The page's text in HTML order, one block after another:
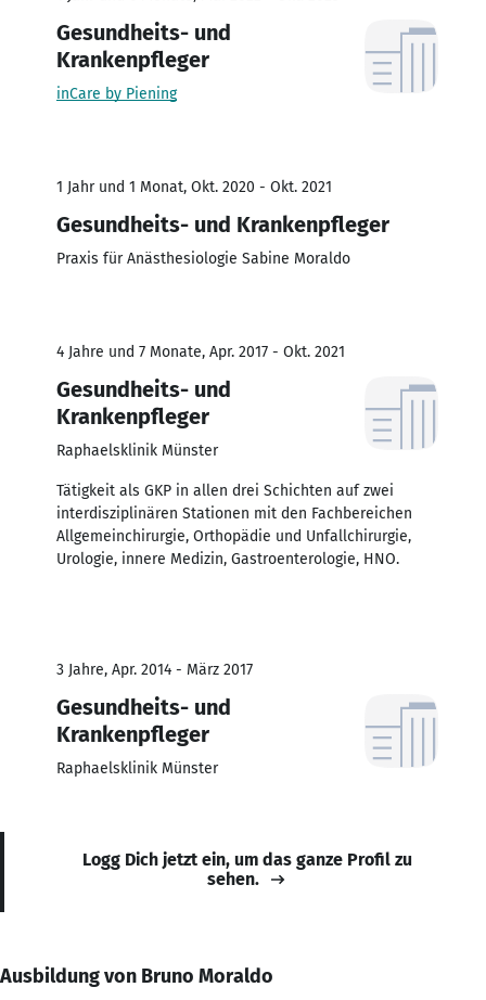
Gesundheits- und
Krankenpfleger
inCare by Piening
1 Jahr und 1 Monat, Okt. 2020 - Okt. 2021
Gesundheits- und Krankenpfleger
Praxis für Anästhesiologie Sabine Moraldo
4 Jahre und 7 Monate, Apr. 2017 - Okt. 2021
Gesundheits- und
Krankenpfleger
Raphaelsklinik Münster
Tätigkeit als GKP in allen drei Schichten auf zwei
interdisziplinären Stationen mit den Fachbereichen
Allgemeinchirurgie, Orthopädie und Unfallchirurgie,
Urologie, innere Medizin, Gastroenterologie, HNO.
3 Jahre, Apr. 2014 - März 2017
Gesundheits- und
Krankenpfleger
Raphaelsklinik Münster
Logg Dich jetzt ein, um das ganze Profil zu
sehen.
Ausbildung von Bruno Moraldo